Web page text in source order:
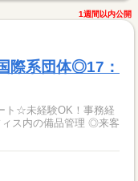
1週間以内公開
際系団体◎17：
ト☆未経験OK！事務経
ス内の備品管理 ◎来客